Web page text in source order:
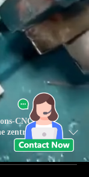
CNC-
zentrallose